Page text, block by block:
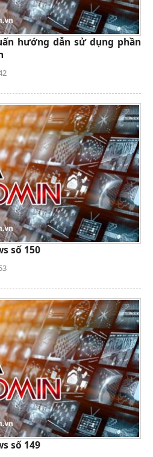
hướng dẫn sử dụng phần
số 150
số 149